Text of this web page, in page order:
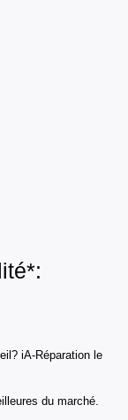
iA-Réparation le
du marché.